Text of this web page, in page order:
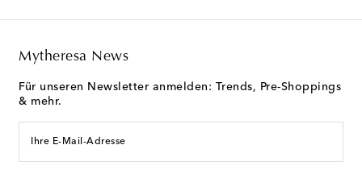
Mytheresa News
Für unseren Newsletter anmelden: Trends, Pre-Shoppings
& mehr.
Ihre E-Mail-Adresse